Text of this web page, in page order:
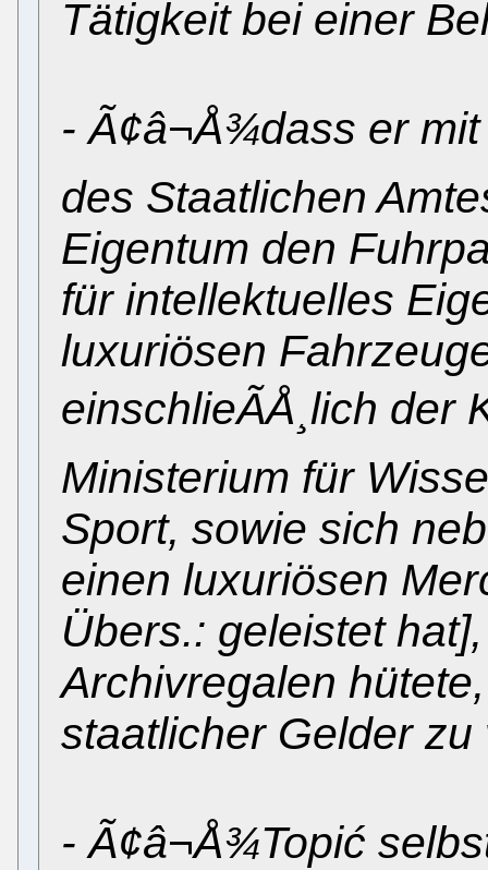
Tätigkeit bei einer
- Ã¢â¬Å¾dass er
des Staatlichen
Eigentum den
für intellektuelles
luxuriösen
einschlieÃÅ¸lich
Ministerium für
Sport, sowie sich
einen luxuriösen
Übers.: geleistet
Archivregalen
staatlicher Gelder zu
- Ã¢â¬Å¾Topić